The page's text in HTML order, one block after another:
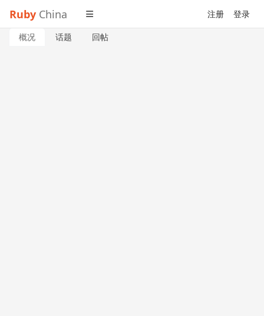
Ruby China 注册 登录
概况 话题 回帖